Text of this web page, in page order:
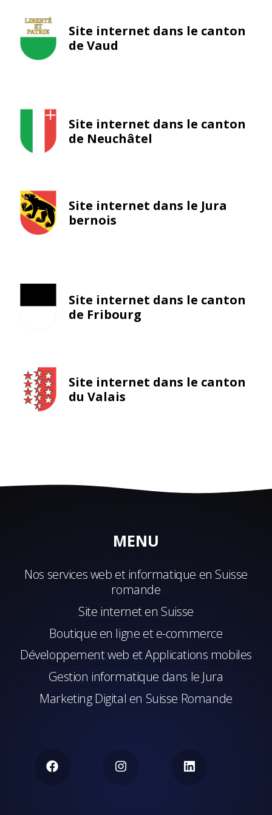
Site internet dans le canton
de Vaud
Site internet dans le canton
de Neuchâtel
Site internet dans le Jura
bernois
Site internet dans le canton
de Fribourg
Site internet dans le canton
du Valais
MENU
Nos services web et informatique en Suisse
romande
Site internet en Suisse
Boutique en ligne et e-commerce
Développement web et Applications mobiles
Gestion informatique dans le Jura
Marketing Digital en Suisse Romande